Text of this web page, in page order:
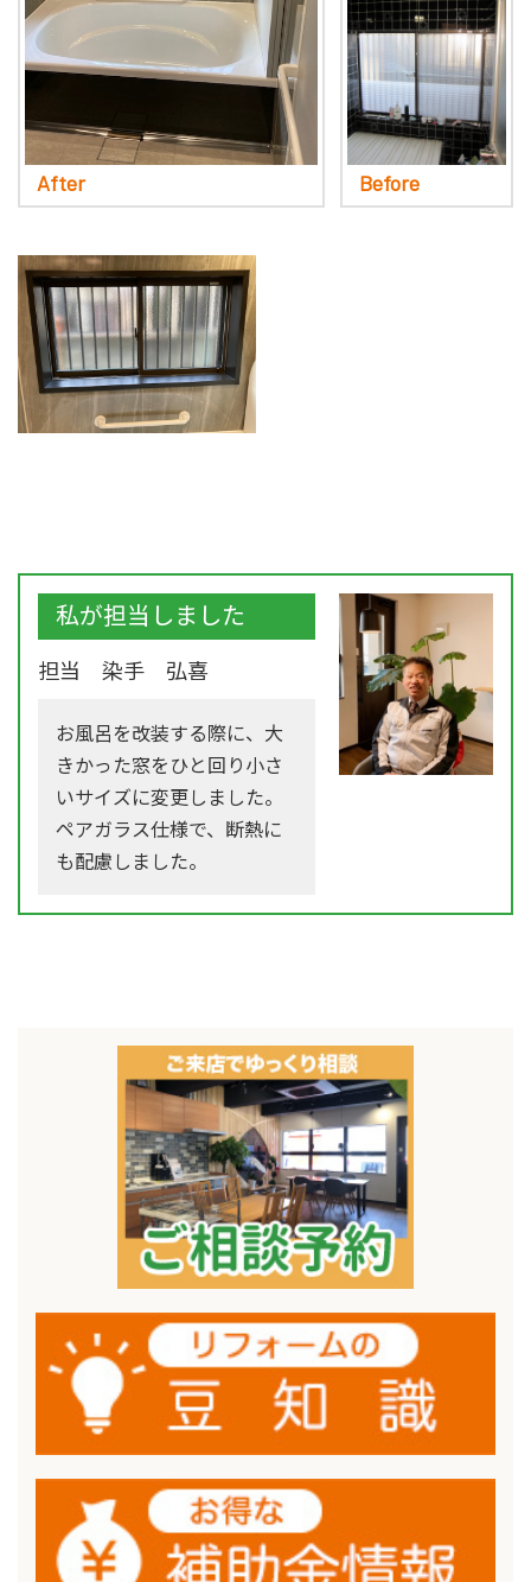
After Before
私が担当しました
担当 染手 弘喜
お風呂を改装する際に、大
きかった窓をひと回り小さ
いサイズに変更しました。
ペアガラス仕様で、断熱に
も配慮しました。